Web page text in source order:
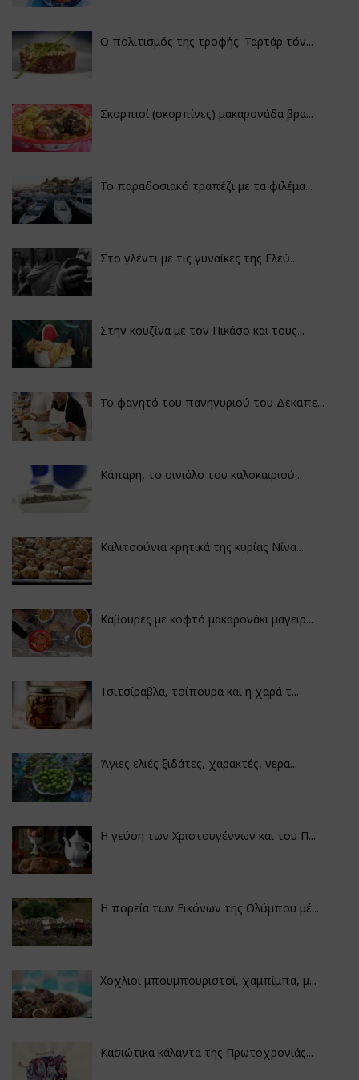
Ο πολιτισμός της τροφής: Ταρτάρ τόν...
Σκορπιοί (σκορπίνες) μακαρονάδα βρα...
Το παραδοσιακό τραπέζι με τα φιλέμα...
Στο γλέντι με τις γυναίκες της Ελεύ...
Στην κουζίνα με τον Πικάσο και τους...
Το φαγητό του πανηγυριού του Δεκαπε...
Κάπαρη, το σινιάλο του καλοκαιριού...
Καλιτσούνια κρητικά της κυρίας Νίνα...
Κάβουρες με κοφτό μακαρονάκι μαγειρ...
Τσιτσίραβλα, τσίπουρα και η χαρά τ...
Άγιες ελιές ξιδάτες, χαρακτές, νερα...
Η γεύση των Χριστουγέννων και του Π...
Η πορεία των Εικόνων της Ολύμπου μέ...
Χοχλιοί μπουμπουριστοί, χαμπίμπα, μ...
Κασιώτικα κάλαντα της Πρωτοχρονιάς...